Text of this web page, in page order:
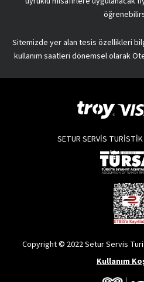
Sitemizde yer alan tesis özellikleri
kullanım saatleri dönemsel olarak
SETUR SERVİS TURİSTİK
Copyright © 2022 Setur Servis
Kullanım